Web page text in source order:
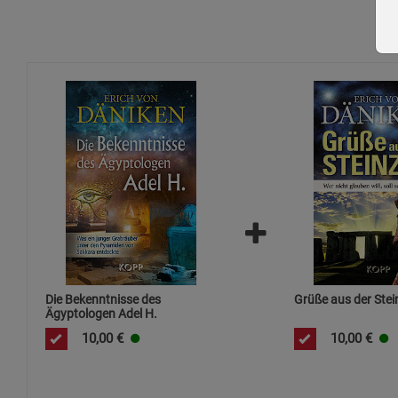
Die Bekenntnisse des
Ägyptologen Adel H.
10,00 €
Grüße aus der
10,00 €